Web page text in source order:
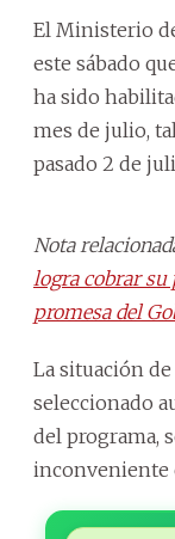
El Ministerio
este sábado
ha sido
mes de julio,
pasado 2 de
Nota
logra cobrar su
promesa del
La situación
seleccionado
del programa,
inconveniente